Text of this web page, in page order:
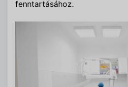
fenntartásához.